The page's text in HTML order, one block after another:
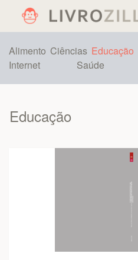
Alimento Ciências Educação
Internet
Saúde
Educação